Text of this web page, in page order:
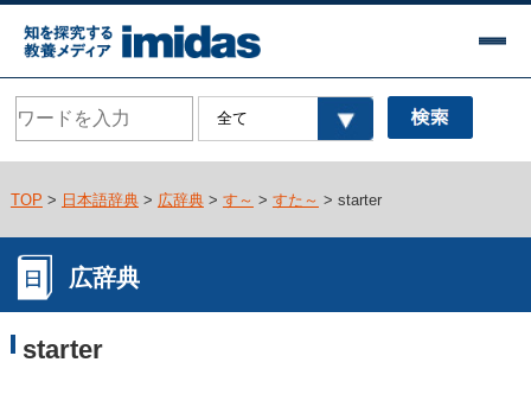
TOP > 日本語辞典> 広辞典> す～ > すた～ > starter
広辞典
starter